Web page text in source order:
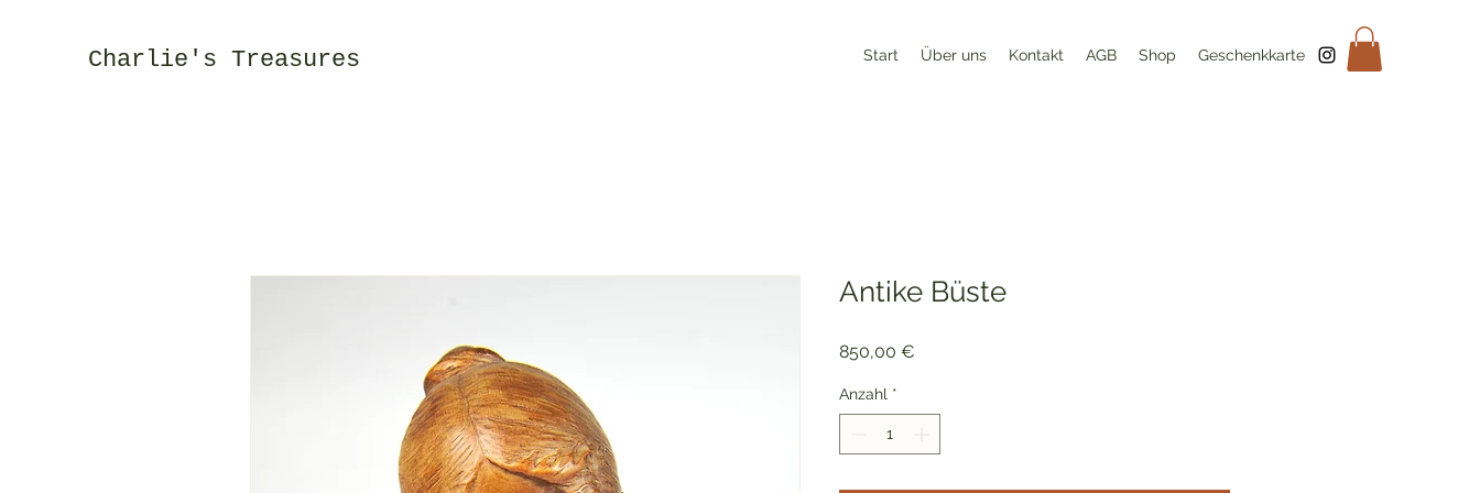
Charlie's Treasures Start Über uns Kontakt AGB Shop Geschenkkarte
Antike Büste
850,00 €
Anzahl *